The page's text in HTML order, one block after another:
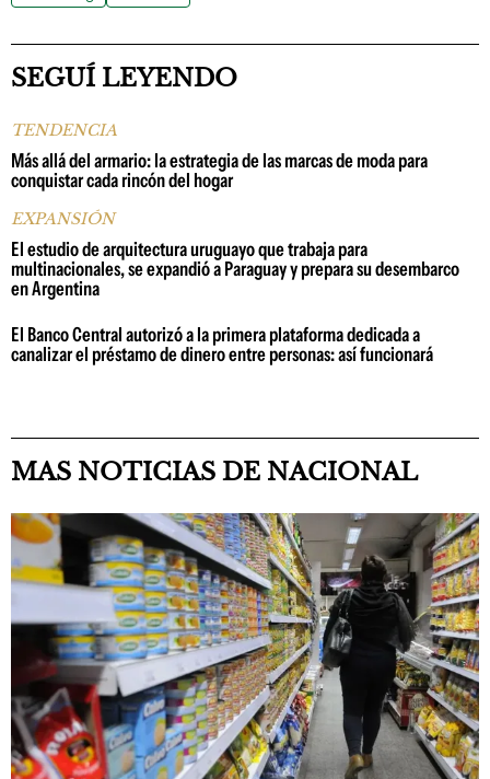
SEGUÍ LEYENDO
TENDENCIA
Más allá del armario: la estrategia de las marcas de moda para
conquistar cada rincón del hogar
EXPANSIÓN
El estudio de arquitectura uruguayo que trabaja para
multinacionales, se expandió a Paraguay y prepara su desembarco
en Argentina
El Banco Central autorizó a la primera plataforma dedicada a
canalizar el préstamo de dinero entre personas: así funcionará
MAS NOTICIAS DE NACIONAL